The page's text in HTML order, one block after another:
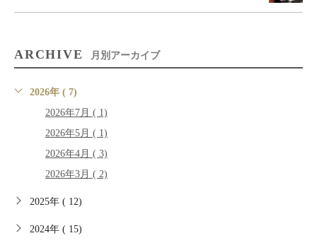
ARCHIVE 月別アーカイブ
2026年 ( 7)
2026年7月 ( 1)
2026年5月 ( 1)
2026年4月 ( 3)
2026年3月 ( 2)
2025年 ( 12)
2024年 ( 15)